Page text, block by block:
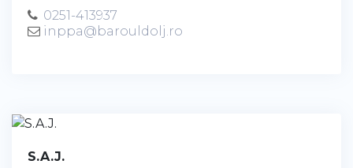
0251-413937
inppa@barouldolj.ro
S.A.J.